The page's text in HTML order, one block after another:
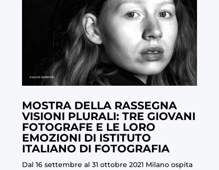
MOSTRA DELLA RASSEGNA
VISIONI PLURALI: TRE GIOVANI
FOTOGRAFE E LE LORO
EMOZIONI DI ISTITUTO
ITALIANO DI FOTOGRAFIA
Dal 16 settembre al 31 ottobre 2021 Milano ospita